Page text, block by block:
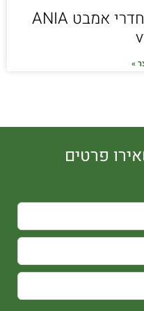
שואב יונק 150 מ"מ לחדרי אמבט ANIA
»
פרטים